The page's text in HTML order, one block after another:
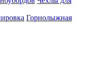
Горнолыжная